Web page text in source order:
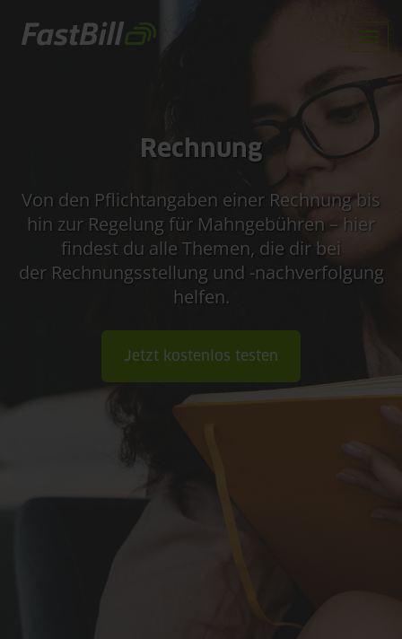
zum
Rechnung
Von den Pflichtangaben einer Rechnung bis
hin zur Regelung für Mahngebühren – hier
findest du alle Themen, die dir bei
der Rechnungsstellung und -nachverfolgung
helfen.
Jetzt kostenlos testen